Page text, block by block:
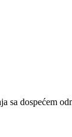
sa dospećem